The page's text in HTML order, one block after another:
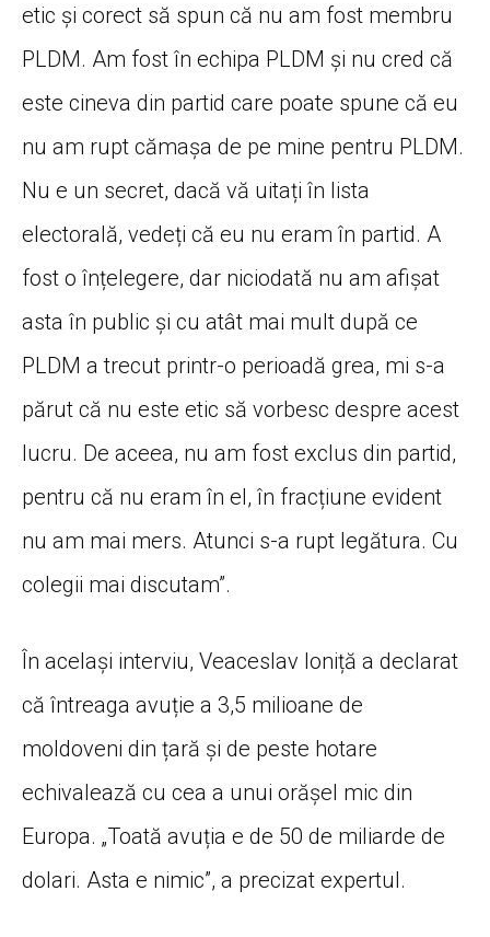
etic și corect să spun că nu am fost membru
PLDM. Am fost în echipa PLDM și nu cred că
este cineva din partid care poate spune că eu
nu am rupt cămașa de pe mine pentru PLDM.
Nu e un secret, dacă vă uitați în lista
electorală, vedeți că eu nu eram în partid. A
fost o înțelegere, dar niciodată nu am afișat
asta în public și cu atât mai mult după ce
PLDM a trecut printr-o perioadă grea, mi s-a
părut că nu este etic să vorbesc despre acest
lucru. De aceea, nu am fost exclus din partid,
pentru că nu eram în el, în fracțiune evident
nu am mai mers. Atunci s-a rupt legătura. Cu
colegii mai discutam”.
În același interviu, Veaceslav Ioniță a declarat
că întreaga avuție a 3,5 milioane de
moldoveni din țară și de peste hotare
echivalează cu cea a unui orășel mic din
Europa. „Toată avuția e de 50 de miliarde de
dolari. Asta e nimic”, a precizat expertul.